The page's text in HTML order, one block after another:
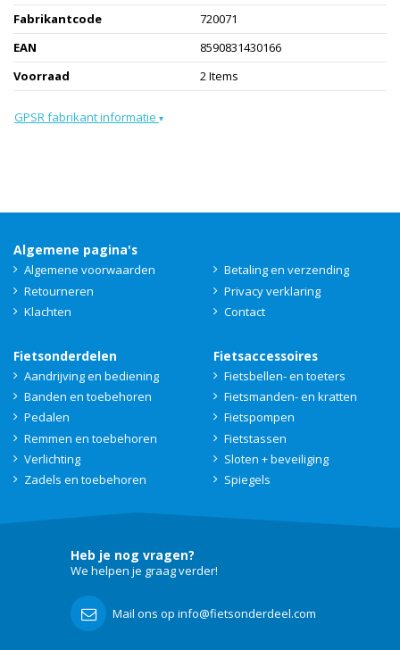
Fabrikantcode
720071
EAN
8590831430166
Voorraad
2 Items
GPSR fabrikant informatie ▾
Algemene pagina's
Algemene voorwaarden
Betaling en verzending
Retourneren
Privacy verklaring
Klachten
Contact
Fietsonderdelen
Aandrijving en bediening
Banden en toebehoren
Pedalen
Remmen en toebehoren
Verlichting
Zadels en toebehoren
Fietsaccessoires
Fietsbellen- en toeters
Fietsmanden- en kratten
Fietspompen
Fietstassen
Sloten + beveiliging
Spiegels
Heb je nog vragen?
We helpen je graag verder!
Mail ons op info@fietsonderdeel.com